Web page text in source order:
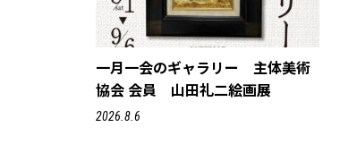
一月一会のギャラリー 主体美術
協会 会員 山田礼二絵画展
2026.8.6